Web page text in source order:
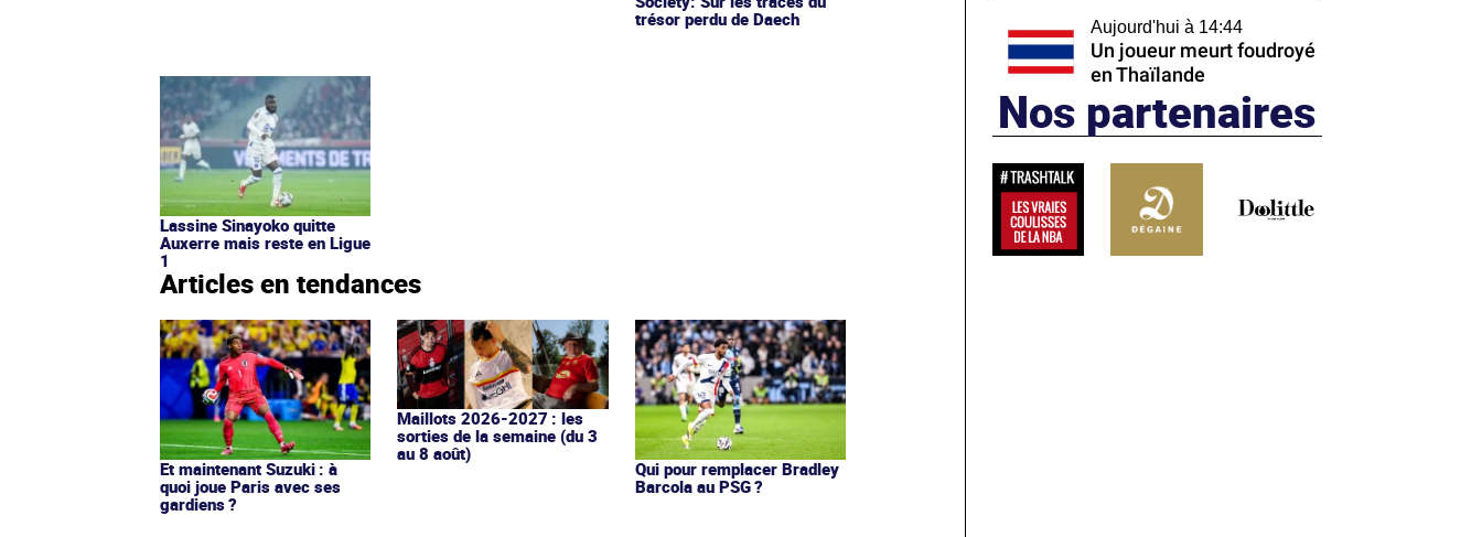
trésor perdu de Daech
Lassine Sinayoko quitte
Auxerre mais reste en Ligue
1
Articles en tendances
Et maintenant Suzuki : à
quoi joue Paris avec ses
gardiens ?
Maillots 2026-2027 : les
sorties de la semaine (du 3
au 8 août)
Qui pour remplacer Bradley
Barcola au PSG ?
Aujourd'hui à 14:44
Un joueur meurt foudroyé
en Thaïlande
Nos partenaires